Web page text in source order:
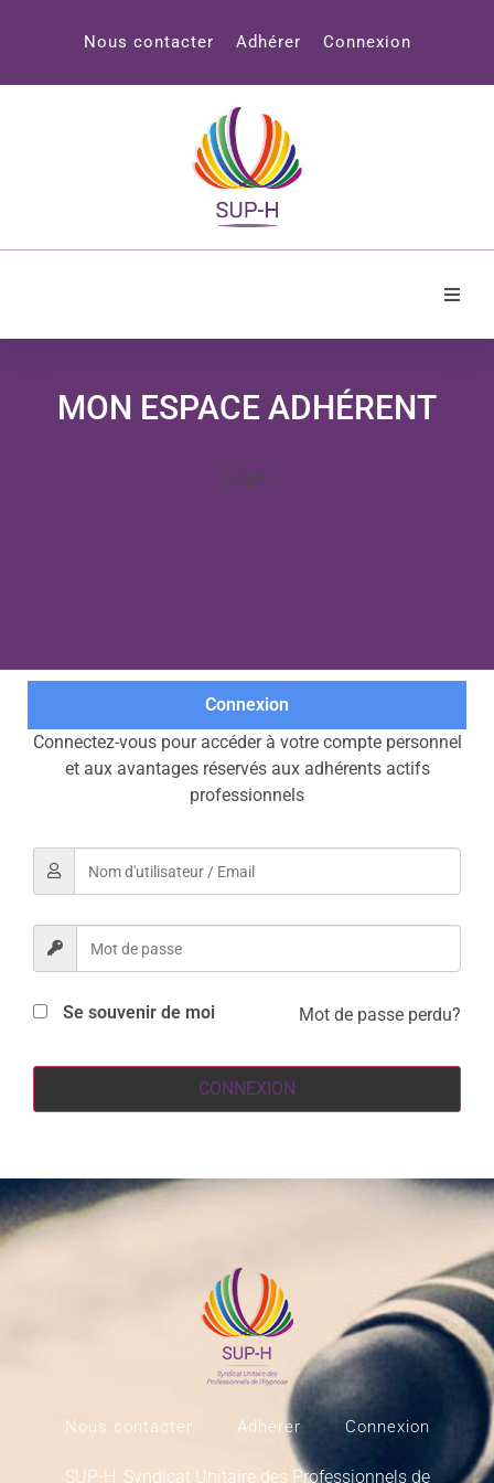
Nous contacter Adhérer Connexion
Accueil
SUP-H
MON ESPACE ADHÉRENT
Login
Connexion
Connectez-vous pour accéder à votre compte personnel
et aux avantages réservés aux adhérents actifs
professionnels
Se souvenir de moi Mot de passe perdu?
CONNEXION
Nous contacter Adhérer Connexion
SUP-H, Syndicat Unitaire des Professionnels de